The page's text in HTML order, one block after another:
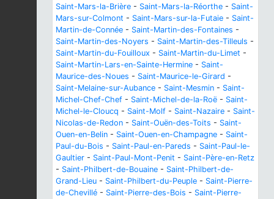
Saint-Mars-la-Brière - Saint-Mars-la-Réorthe - Saint-
Mars-sur-Colmont - Saint-Mars-sur-la-Futaie - Saint-
Martin-de-Connée - Saint-Martin-des-Fontaines -
Saint-Martin-des-Noyers - Saint-Martin-des-Tilleuls -
Saint-Martin-du-Fouilloux - Saint-Martin-du-Limet -
Saint-Martin-Lars-en-Sainte-Hermine - Saint-
Maurice-des-Noues - Saint-Maurice-le-Girard -
Saint-Melaine-sur-Aubance - Saint-Mesmin - Saint-
Michel-Chef-Chef - Saint-Michel-de-la-Roë - Saint-
Michel-le-Cloucq - Saint-Molf - Saint-Nazaire - Saint-
Nicolas-de-Redon - Saint-Ouën-des-Toits - Saint-
Ouen-en-Belin - Saint-Ouen-en-Champagne - Saint-
Paul-du-Bois - Saint-Paul-en-Pareds - Saint-Paul-le-
Gaultier - Saint-Paul-Mont-Penit - Saint-Père-en-Retz
- Saint-Philbert-de-Bouaine - Saint-Philbert-de-
Grand-Lieu - Saint-Philbert-du-Peuple - Saint-Pierre-
de-Chevillé - Saint-Pierre-des-Bois - Saint-Pierre-